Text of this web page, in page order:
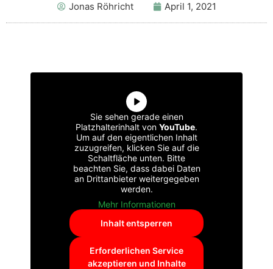
Jonas Röhricht April 1, 2021
Sie sehen gerade einen
Platzhalterinhalt von YouTube.
Um auf den eigentlichen Inhalt
zuzugreifen, klicken Sie auf die
Schaltfläche unten. Bitte
beachten Sie, dass dabei Daten
an Drittanbieter weitergegeben
werden.
Mehr Informationen
Inhalt entsperren
Erforderlichen Service
akzeptieren und Inhalte